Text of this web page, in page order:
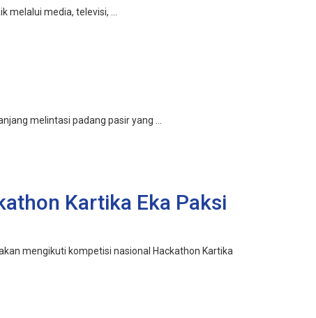
melalui media, televisi, ...
melintasi padang pasir yang ...
Kartika Eka Paksi
mengikuti kompetisi nasional Hackathon Kartika